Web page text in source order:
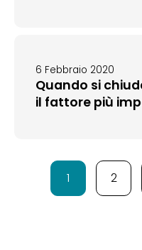
6 Febbraio 2020
Quando si
il fattore più
1 2